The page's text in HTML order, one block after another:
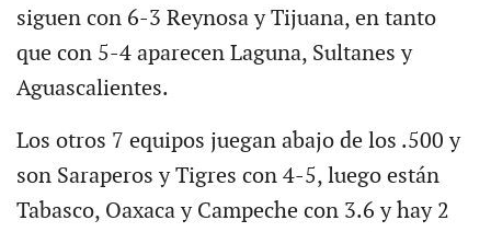
siguen con 6-3 Reynosa y Tijuana, en tanto
que con 5-4 aparecen Laguna, Sultanes y
Aguascalientes.
Los otros 7 equipos juegan abajo de los .500 y
son Saraperos y Tigres con 4-5, luego están
Tabasco, Oaxaca y Campeche con 3.6 y hay 2